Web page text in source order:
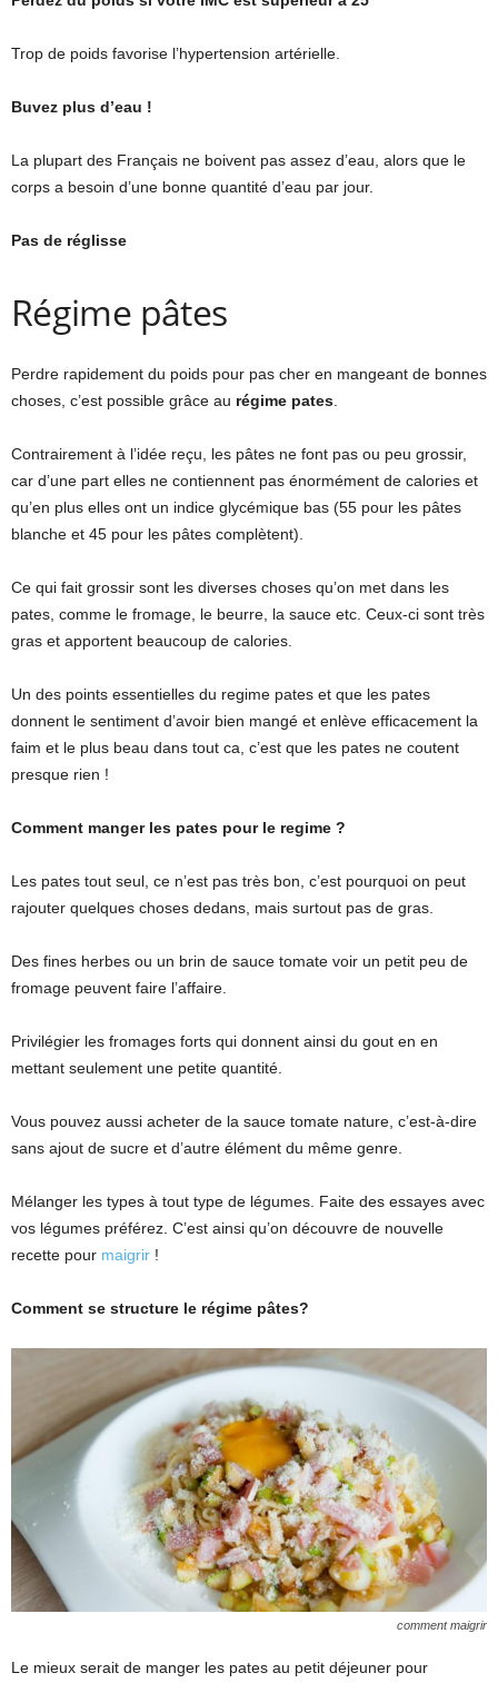
Trop de poids favorise l’hypertension artérielle.
Buvez plus d’eau !
La plupart des Français ne boivent pas assez d’eau, alors que le
corps a besoin d’une bonne quantité d’eau par jour.
Pas de réglisse
Régime pâtes
Perdre rapidement du poids pour pas cher en mangeant de bonnes
choses, c’est possible grâce au régime pates
Contrairement à l’idée reçu, les pâtes ne font pas ou peu grossir,
car d’une part elles ne contiennent pas énormément de calories et
qu’en plus elles ont un indice glycémique bas (55 pour les pâtes
blanche et 45 pour les pâtes complètent).
Ce qui fait grossir sont les diverses choses qu’on met dans les
pates, comme le fromage, le beurre, la sauce etc. Ceux-ci sont très
gras et apportent beaucoup de calories.
Un des points essentielles du regime pates et que les pates
donnent le sentiment d’avoir bien mangé et enlève efficacement la
faim et le plus beau dans tout ca, c’est que les pates ne coutent
presque rien !
Comment manger les pates pour le regime ?
Les pates tout seul, ce n’est pas très bon, c’est pourquoi on peut
rajouter quelques choses dedans, mais surtout pas de gras.
Des fines herbes ou un brin de sauce tomate voir un petit peu de
fromage peuvent faire l’affaire.
Privilégier les fromages forts qui donnent ainsi du gout en en
mettant seulement une petite quantité.
Vous pouvez aussi acheter de la sauce tomate nature, c’est-à-dire
sans ajout de sucre et d’autre élément du même genre.
Mélanger les types à tout type de légumes. Faite des essayes avec
vos légumes préférez. C’est ainsi qu’on découvre de nouvelle
recette pour maigrir !
Comment se structure le régime pâtes?
comment maigrir
Le mieux serait de manger les pates au petit déjeuner pour